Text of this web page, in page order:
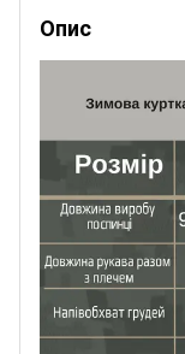
Опис